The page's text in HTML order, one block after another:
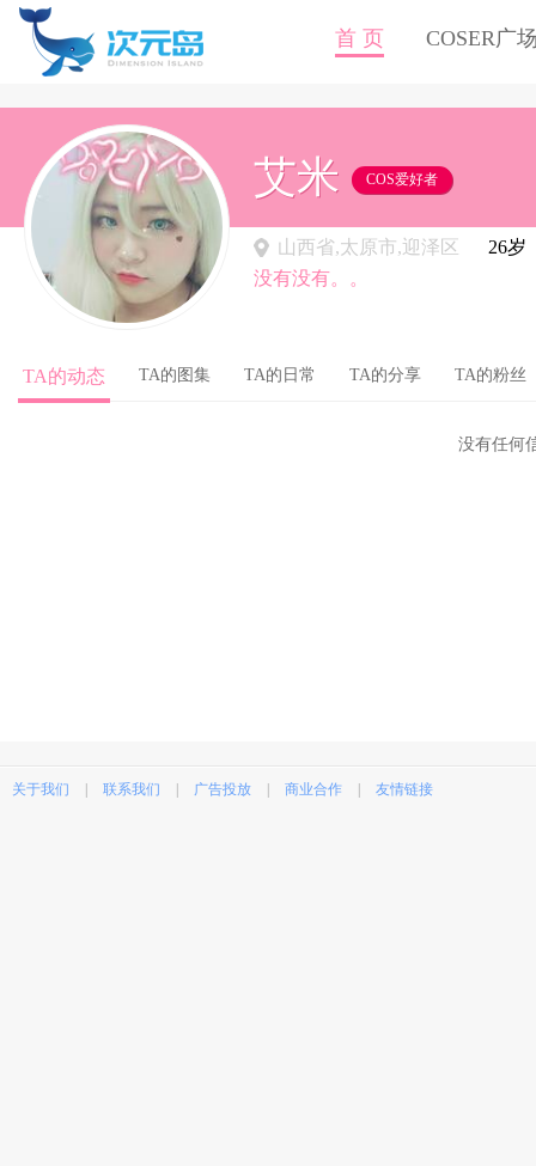
首 页 COSER广
艾米 COS爱好者
山西省,太原市,迎泽区
26岁
没有没有。。
TA的动态 TA的图集 TA的日常 TA的分享 TA的粉丝
没有任何
关于我们 联系我们 广告投放 商业合作 友情链接